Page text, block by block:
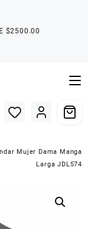
$2500.00
Mujer Dama Manga
Larga JDL574